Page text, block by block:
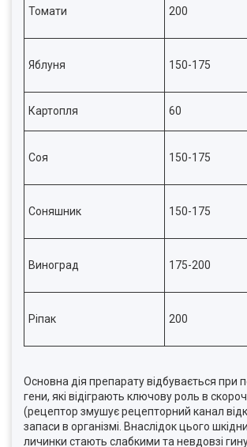
Томати 200
Яблуня 150-175
Картопля 60
Соя 150-175
Соняшник 150-175
Виноград 175-200
Ріпак 200
Основна дія препарату відбувається при
гени, які відіграють ключову роль в
(рецептор змушує рецепторний канал
запаси в організмі. Внаслідок цього
личинки стають слабкими та невдовзі